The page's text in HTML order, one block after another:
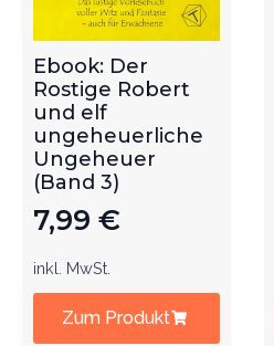
Ebook: Der
Rostige Robert
und elf
ungeheuerliche
Ungeheuer
(Band 3)
7,99 €
inkl. MwSt.
Zum Produkt